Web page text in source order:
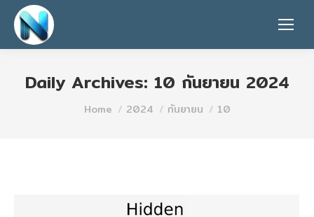
Daily Archives: 10 กันยายน 2024
You are here:
Home 2024 กันยายน 10